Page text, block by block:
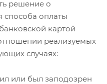
решение о
способа оплаты
картой
реализуемых
случаях:
или был заподозрен